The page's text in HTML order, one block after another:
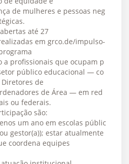
de mulheres e pessoas neg
até 27
em grco.de/impulso-
a profissionais que ocupam p
público educacional — co
Diretores de
de Área — em red
ou federais.
são:
um ano em escolas públic
gestor(a)); estar atualmente
coordena equipes